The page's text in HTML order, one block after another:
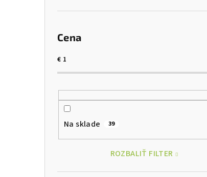
Cena
€ 1
Na sklade 39
ROZBALIŤ FILTER